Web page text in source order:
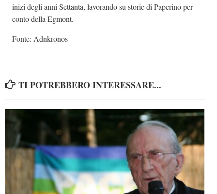
Giallo Stresa
Premio Chiara
Tabù Festival 2014
Marketing
inizi degli anni Settanta, lavorando su storie di Paperino per
conto della Egmont.
Fonte: Adnkronos
TI POTREBBERO INTERESSARE...